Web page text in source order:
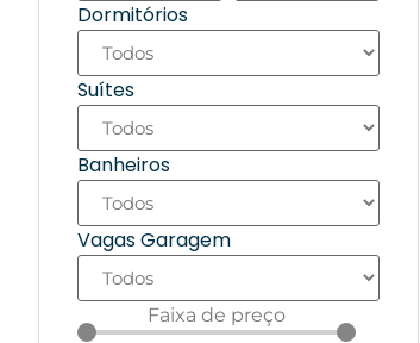
Dormitórios
Suítes
Banheiros
Vagas Garagem
Faixa de preço